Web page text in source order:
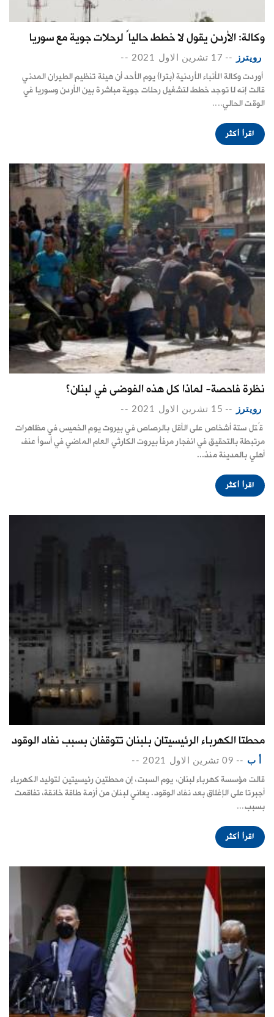
وكالة: الأردن يقول لا خطط حالياً لرحلات جوية مع سوريا
رويترز -- 17 تشرين الاول 2021 --
أوردت وكالة الأنباء الأردنية (بترا) يوم الأحد أن هيئة تنظيم الطيران المدني
قالت إنه لا توجد خطط لتشغيل رحلات جوية مباشرة بين الأردن وسوريا في
الوقت الحالي....
اقرأ أكثر
نظرة فاحصة- لماذا كل هذه الفوضى في لبنان؟
رويترز -- 15 تشرين الاول 2021 --
قُتل ستة أشخاص على الأقل بالرصاص في بيروت يوم الخميس في مظاهرات
مرتبطة بالتحقيق في انفجار مرفأ بيروت الكارثي العام الماضي في أسوأ عنف
أهلي بالمدينة منذ...
اقرأ أكثر
محطتا الكهرباء الرئيسيتان بلبنان تتوقفان بسبب نفاد الوقود
أ ب -- 09 تشرين الاول 2021 --
قالت مؤسسة كهرباء لبنان، يوم السبت، إن محطتين رئيسيتين لتوليد الكهرباء
أجبرتا على الإغلاق بعد نفاد الوقود. يعاني لبنان من أزمة طاقة خانقة، تفاقمت
بسبب...
اقرأ أكثر